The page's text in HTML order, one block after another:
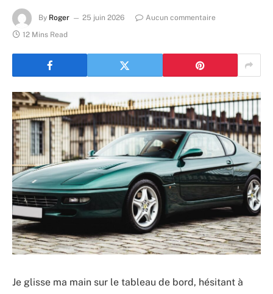
By Roger 25 juin 2026
Aucun commentaire
12 Mins Read
Je glisse ma main sur le tableau de bord, hésitant à